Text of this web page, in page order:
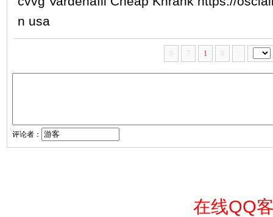
n usa
7 1 :
评论者：
在线QQ